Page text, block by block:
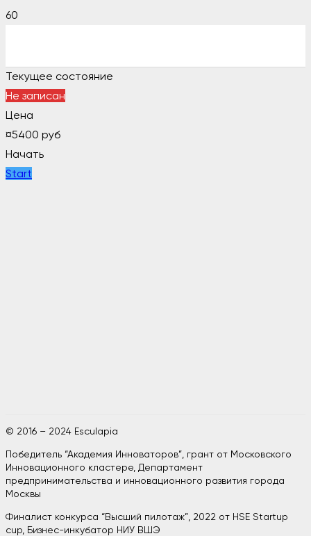
Текущее состояние
Не записан
Цена
¤5400 руб
Начать
Start
© 2016 – 2024 Esculapia
Победитель “Академия Инноваторов”, грант от Московского
Инновационного кластере, Департамент
предпринимательства и инновационного развития города
Москвы
Финалист конкурса “Высший пилотаж”, 2022 от HSE Startup
cup, Бизнес-инкубатор НИУ ВШЭ